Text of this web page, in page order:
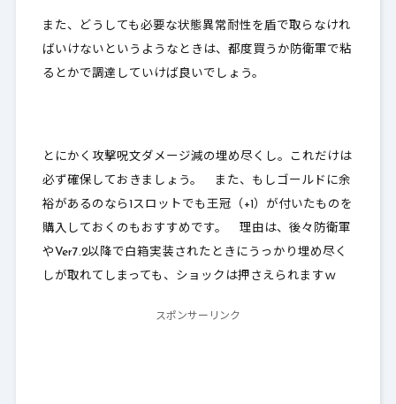
また、どうしても必要な状態異常耐性を盾で取らなけれ
ばいけないというようなときは、都度買うか防衛軍で粘
るとかで調達していけば良いでしょう。
とにかく攻撃呪文ダメージ減の埋め尽くし。これだけは
必ず確保しておきましょう。 また、もしゴールドに余
裕があるのなら1スロットでも王冠（+1）が付いたものを
購入しておくのもおすすめです。 理由は、後々防衛軍
やVer7.2以降で白箱実装されたときにうっかり埋め尽く
しが取れてしまっても、ショックは押さえられますｗ
スポンサーリンク